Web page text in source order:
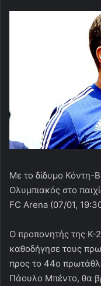
Με το δίδυμο Κόντη-
Ολυμπιακός στο
FC Arena (07/01,
Ο προπονητής της Κ-
καθοδήγησε τους
προς το 44ο
Πάουλο Μπέντο, θα